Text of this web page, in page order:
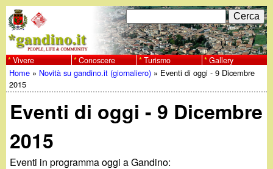
al
contenuto
principale
w
w
w
.
F
o
r
m
d
C
e
r
c
a
Vivere Conoscere Turismo Gallery
Tu
sei
qui
Home » Novità su gandino.it (giornaliero) » Eventi di oggi - 9 Dicembre
2015
Eventi di oggi - 9 Dicembre
2015
Eventi in programma oggi a Gandino: